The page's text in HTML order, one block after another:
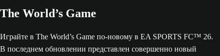
The World’s Game
Играйте в The World’s Game по-новому в EA SPORTS FC™ 26.
В последнем обновлении представлен совершенно новый